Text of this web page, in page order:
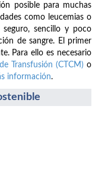
posible para muchas
como leucemias o
seguro, sencillo y poco
de sangre. El primer
Para ello es necesario
Transfusión (CTCM) o
información.